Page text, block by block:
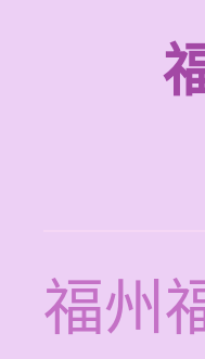
福州